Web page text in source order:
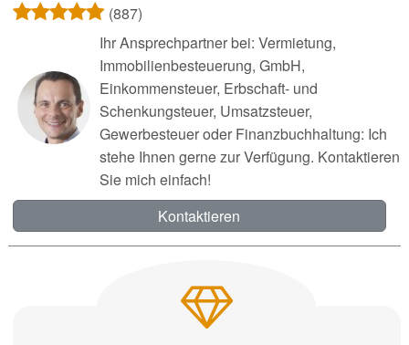
(887)
Ihr Ansprechpartner bei: Vermietung,
Immobilienbesteuerung, GmbH,
Einkommensteuer, Erbschaft- und
Schenkungsteuer, Umsatzsteuer,
Gewerbesteuer oder Finanzbuchhaltung: Ich
stehe Ihnen gerne zur Verfügung. Kontaktieren
Sie mich einfach!
Kontaktieren